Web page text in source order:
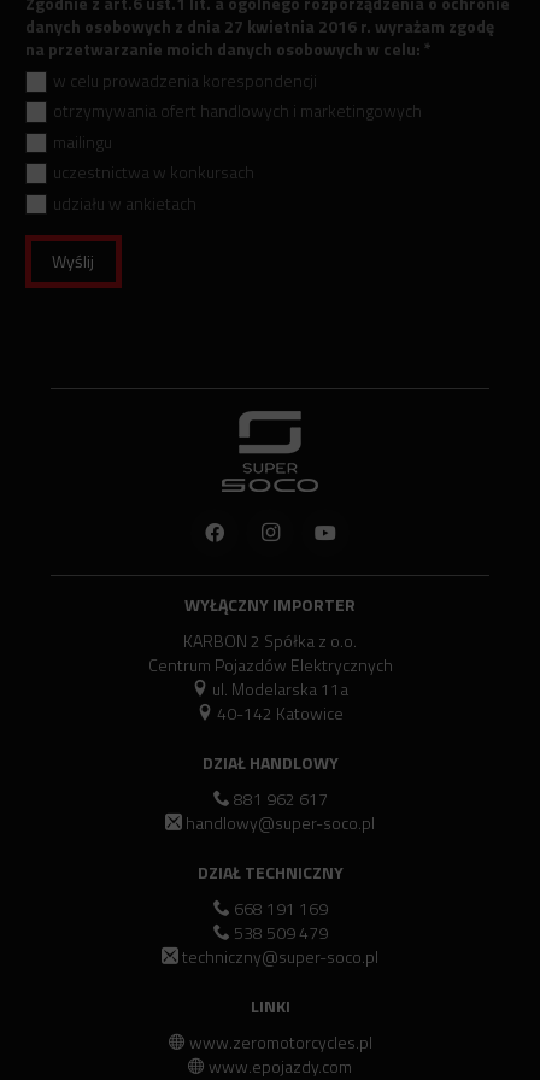
danych osobowych z dnia 27 kwietnia 2016 r. wyrażam zgodę
na przetwarzanie moich danych osobowych w celu: *
w celu prowadzenia korespondencji
otrzymywania ofert handlowych i marketingowych
mailingu
uczestnictwa w konkursach
udziału w ankietach
Wyślij
WYŁĄCZNY IMPORTER
KARBON 2 Spółka z o.o.
Centrum Pojazdów Elektrycznych
ul. Modelarska 11a
40-142 Katowice
DZIAŁ HANDLOWY
881 962 617
handlowy@super-soco.pl
DZIAŁ TECHNICZNY
668 191 169
538 509 479
techniczny@super-soco.pl
LINKI
www.zeromotorcycles.pl
www.epojazdy.com